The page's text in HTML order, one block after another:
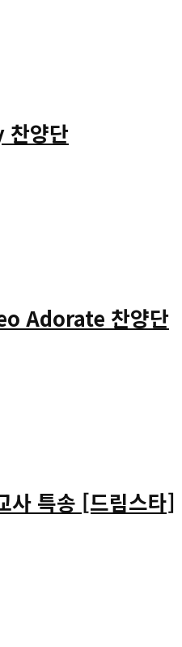
양단
Adorate 찬양단
사 특송 [드림스타]